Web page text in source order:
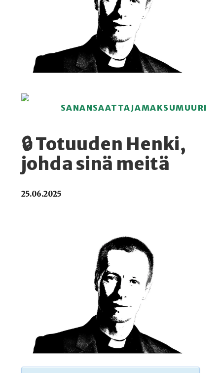
SANANSAATTAJAMAKSUMUURI
🔒 Totuuden Henki,
johda sinä meitä
25.06.2025